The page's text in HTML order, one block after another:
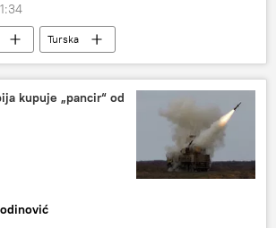
Turska
Donald Tramp
Džamal Hašogi
kupuje „pancir“ od